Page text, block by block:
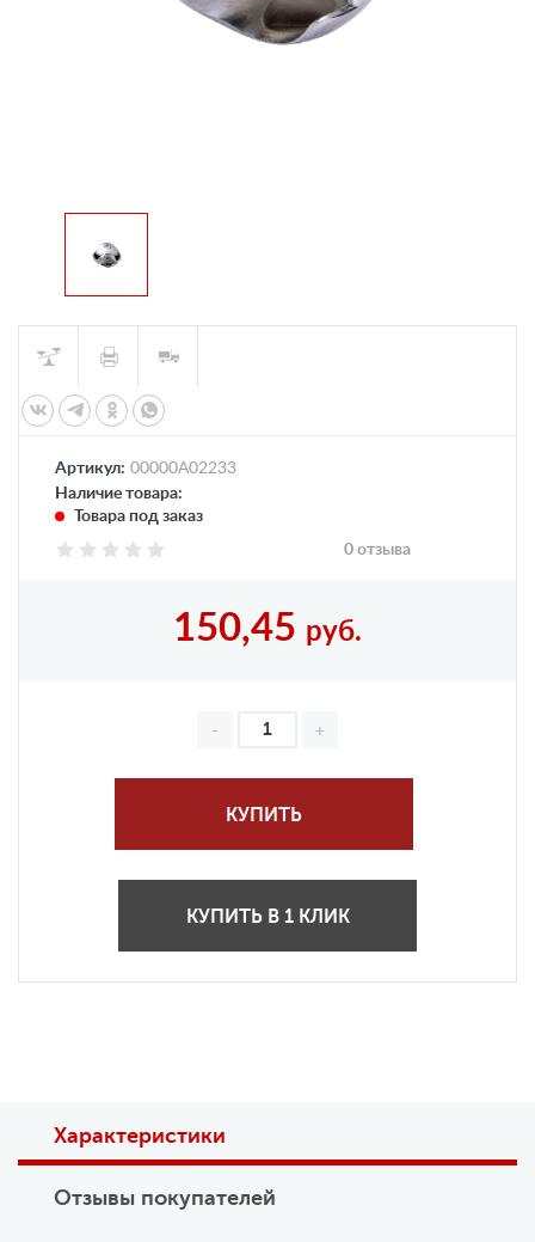
Артикул: 00000А02233
Наличие товара:
Товара под заказ
0 отзыва
150,45 руб.
КУПИТЬ
КУПИТЬ В 1 КЛИК
Характеристики
Отзывы покупателей